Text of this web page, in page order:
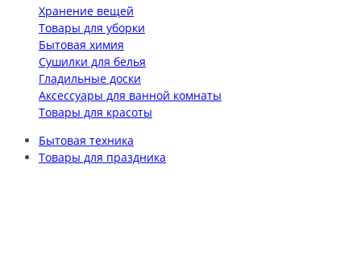
Хранение вещей
Товары для уборки
Бытовая химия
Сушилки для белья
Гладильные доски
Аксессуары для ванной комнаты
Товары для красоты
Бытовая техника
Товары для праздника